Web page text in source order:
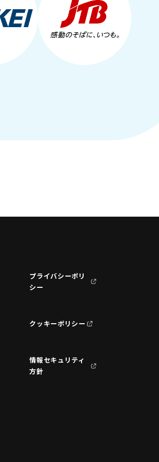
プライバシーポリ
シー
クッキーポリシー
情報セキュリティ
方針